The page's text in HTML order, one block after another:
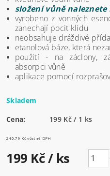
složení vůně naleznete
vyrobeno z vonných
zanechají pocit klidu
neobsahuje dráždivé
etanolová báze, která
použití - na záclony,
absorpci vůně
aplikace pomocí
Skladem
Cena: 199 Kč / 1 ks
240,79 Kč včetně DPH
199 Kč/ ks